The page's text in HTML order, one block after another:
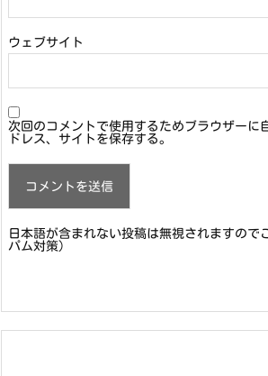
ウェブサイト
次回のコメントで使用するためブラウザーに
ドレス、サイトを保存する。
日本語が含まれない投稿は無視されますので
パム対策）